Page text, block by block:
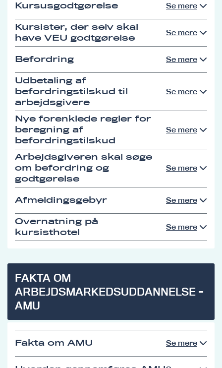
Kursusgodtgørelse Se mere
Kursister, der selv skal
have VEU godtgørelse
Se mere
Befordring Se mere
Udbetaling af
befordringstilskud til
arbejdsgivere
Se mere
Nye forenklede regler for
beregning af
befordringstilskud
Se mere
Arbejdsgiveren skal søge
om befordring og
godtgørelse
Se mere
Afmeldingsgebyr Se mere
Overnatning på
kursisthotel
Se mere
FAKTA OM
ARBEJDSMARKEDSUDDANNELSE -
AMU
Fakta om AMU Se mere